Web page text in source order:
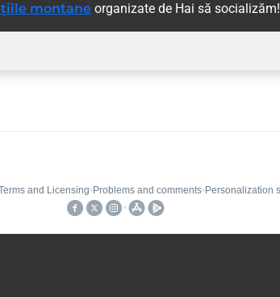
montane organizate de Hai să socializăm!